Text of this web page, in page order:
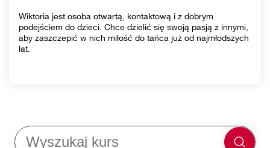
Wiktoria jest osoba otwartą, kontaktową i z dobrym
podejściem do dzieci. Chce dzielić się swoją pasją z innymi,
aby zaszczepić w nich miłość do tańca już od najmłodszych
lat.